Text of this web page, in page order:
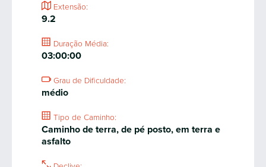
Extensão:
9.2
Duração Média:
03:00:00
Grau de Dificuldade:
médio
Tipo de Caminho:
Caminho de terra, de pé posto, em terra e
asfalto